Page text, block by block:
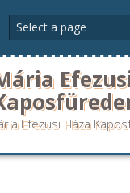
Efezusi Háza